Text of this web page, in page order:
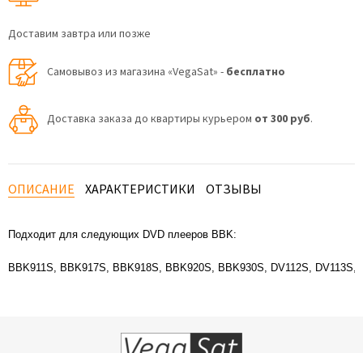
Доставим завтра или позже
Самовывоз из магазина «VegaSat» - бесплатно
Доставка заказа до квартиры курьером от 300 руб.
ОПИСАНИЕ ХАРАКТЕРИСТИКИ ОТЗЫВЫ
Подходит для следующих DVD плееров BBK:
BBK911S, BBK917S, BBK918S, BBK920S, BBK930S, DV112S, DV113S,